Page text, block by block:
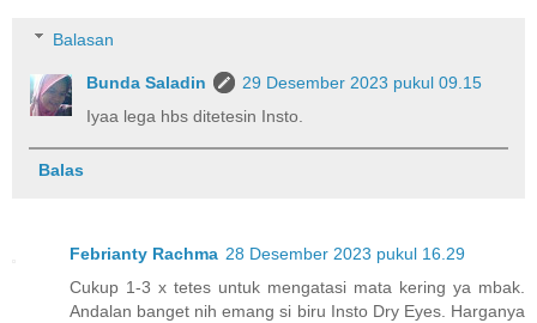
Balasan
Bunda Saladin
29 Desember 2023 pukul 09.15
Iyaa lega hbs ditetesin Insto.
Balas
Febrianty Rachma 28 Desember 2023 pukul 16.29
Cukup 1-3 x tetes untuk mengatasi mata kering ya mbak.
Andalan banget nih emang si biru Insto Dry Eyes. Harganya